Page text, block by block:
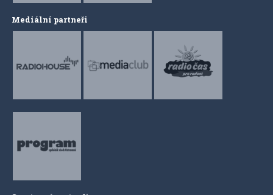
Mediální partneři